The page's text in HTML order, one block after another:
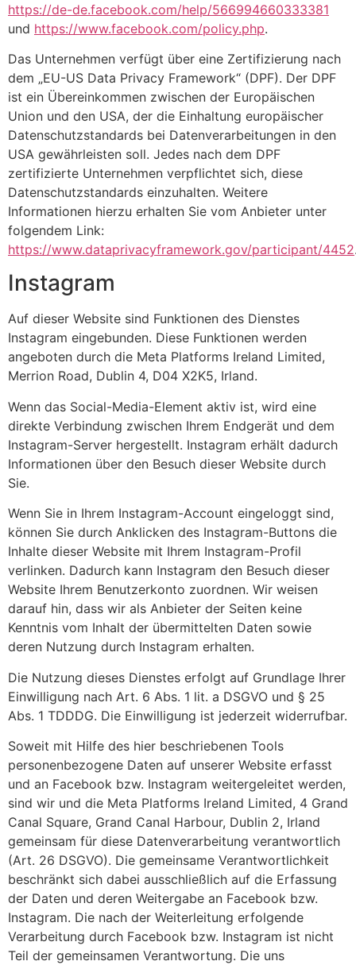
https://de-de.facebook.com/help/566994660333381
und https://www.facebook.com/policy.php.
Das Unternehmen verfügt über eine Zertifizierung nach
dem „EU-US Data Privacy Framework“ (DPF). Der DPF
ist ein Übereinkommen zwischen der Europäischen
Union und den USA, der die Einhaltung europäischer
Datenschutzstandards bei Datenverarbeitungen in den
USA gewährleisten soll. Jedes nach dem DPF
zertifizierte Unternehmen verpflichtet sich, diese
Datenschutzstandards einzuhalten. Weitere
Informationen hierzu erhalten Sie vom Anbieter unter
folgendem Link:
https://www.dataprivacyframework.gov/participant/4452
Instagram
Auf dieser Website sind Funktionen des Dienstes
Instagram eingebunden. Diese Funktionen werden
angeboten durch die Meta Platforms Ireland Limited,
Merrion Road, Dublin 4, D04 X2K5, Irland.
Wenn das Social-Media-Element aktiv ist, wird eine
direkte Verbindung zwischen Ihrem Endgerät und dem
Instagram-Server hergestellt. Instagram erhält dadurch
Informationen über den Besuch dieser Website durch
Sie.
Wenn Sie in Ihrem Instagram-Account eingeloggt sind,
können Sie durch Anklicken des Instagram-Buttons die
Inhalte dieser Website mit Ihrem Instagram-Profil
verlinken. Dadurch kann Instagram den Besuch dieser
Website Ihrem Benutzerkonto zuordnen. Wir weisen
darauf hin, dass wir als Anbieter der Seiten keine
Kenntnis vom Inhalt der übermittelten Daten sowie
deren Nutzung durch Instagram erhalten.
Die Nutzung dieses Dienstes erfolgt auf Grundlage Ihrer
Einwilligung nach Art. 6 Abs. 1 lit. a DSGVO und § 25
Abs. 1 TDDDG. Die Einwilligung ist jederzeit widerrufbar.
Soweit mit Hilfe des hier beschriebenen Tools
personenbezogene Daten auf unserer Website erfasst
und an Facebook bzw. Instagram weitergeleitet werden,
sind wir und die Meta Platforms Ireland Limited, 4 Grand
Canal Square, Grand Canal Harbour, Dublin 2, Irland
gemeinsam für diese Datenverarbeitung verantwortlich
(Art. 26 DSGVO). Die gemeinsame Verantwortlichkeit
beschränkt sich dabei ausschließlich auf die Erfassung
der Daten und deren Weitergabe an Facebook bzw.
Instagram. Die nach der Weiterleitung erfolgende
Verarbeitung durch Facebook bzw. Instagram ist nicht
Teil der gemeinsamen Verantwortung. Die uns